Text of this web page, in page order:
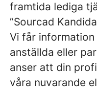
framtida lediga
”Sourcad
Vi får
anställda eller
anser att din
våra nuvarande